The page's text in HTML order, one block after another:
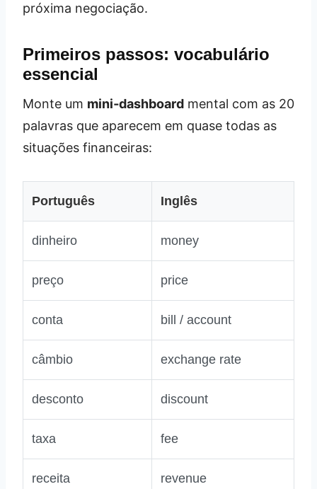
próxima negociação.
Primeiros passos: vocabulário
essencial
Monte um mini‑dashboard mental com as 20
palavras que aparecem em quase todas as
situações financeiras:
Português Inglês
dinheiro money
preço price
conta bill / account
câmbio exchange rate
desconto discount
taxa fee
receita revenue